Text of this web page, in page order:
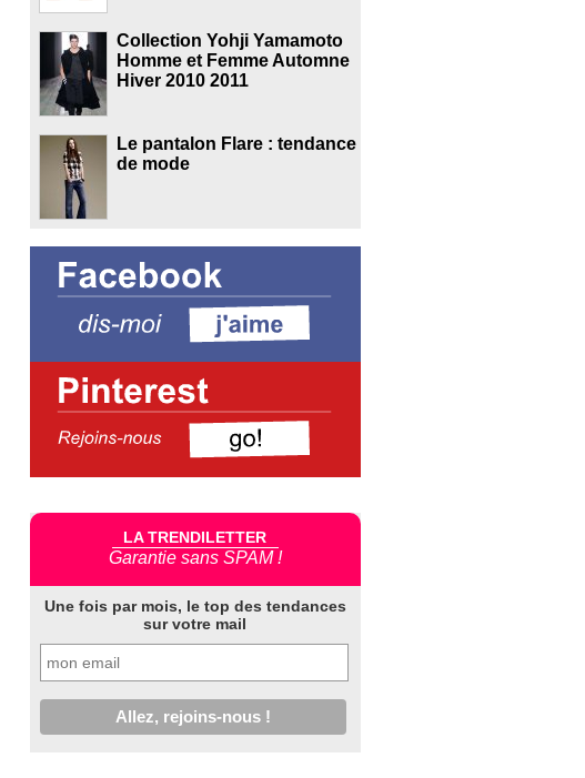
Collection Yohji Yamamoto
Homme et Femme Automne
Hiver 2010 2011
Le pantalon Flare : tendance
de mode
LA TRENDILETTER
Garantie sans SPAM !
Une fois par mois, le top des tendances
sur votre mail